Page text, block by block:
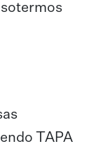
TAPA